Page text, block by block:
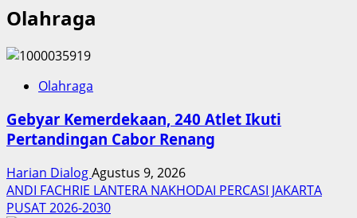
Olahraga
Olahraga
Gebyar Kemerdekaan, 240 Atlet Ikuti
Pertandingan Cabor Renang
Harian DialogAgustus 9, 2026
ANDI FACHRIE LANTERA NAKHODAI PERCASI JAKARTA
PUSAT 2026-2030